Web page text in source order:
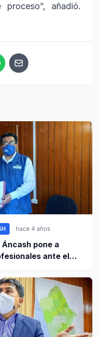
añadió.
hace 4 años
pone a
ante el